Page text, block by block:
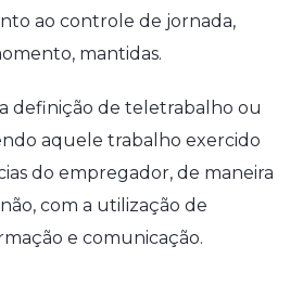
ao controle de jornada,
mantidas.
definição de teletrabalho ou
aquele trabalho exercido
do empregador, de maneira
com a utilização de
e comunicação.